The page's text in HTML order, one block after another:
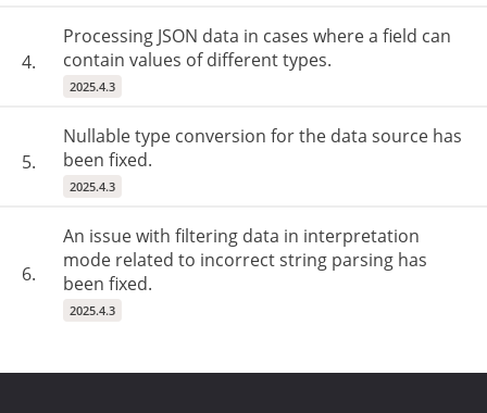
4.
Processing JSON data in cases where a field can
contain values of different types.
2025.4.3
5.
Nullable type conversion for the data source has
been fixed.
2025.4.3
6.
An issue with filtering data in interpretation
mode related to incorrect string parsing has
been fixed.
2025.4.3